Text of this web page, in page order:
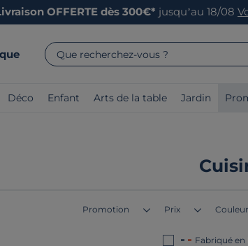
OFFERTE dès 300€* jusqu’au 18/08
Que recherchez-vous ?
Déco Enfant Arts de la table Jardin
Promotion Prix Couleur
Fabriqué en